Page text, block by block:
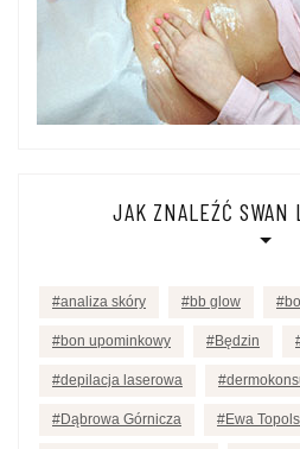
JAK ZNALEŹĆ SWAN
analiza skóry bb glow
bon upominkowy Będzin
depilacja laserowa
Dąbrowa Górnicza Ewa